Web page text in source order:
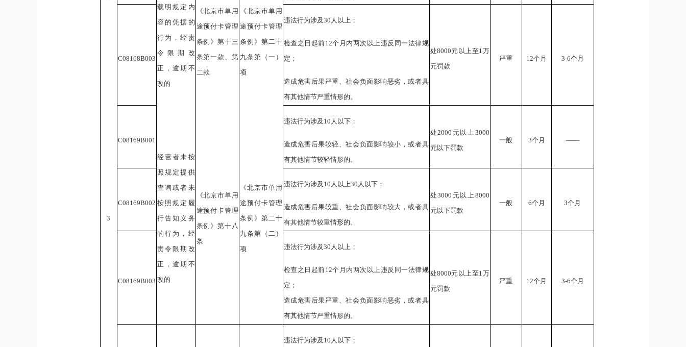
载明规定内
容的凭据的
行为，经责
令限期改
正，逾期不
改的
《北京市单用
途预付卡管理
条例》第十三
条第一款、第
二款
《北京市单用
途预付卡管理
条例》第二十
九条第（一）
项
C08168B003
违法行为涉及30人以上；
检查之日起前12个月内两次以上违反同一法律规
定；
造成危害后果严重、社会负面影响恶劣，或者具
有其他情节严重情形的。
处8000元以上至1万
元罚款
严重 12个月 3-6个月
3
C08169B001
经营者未按
照规定提供
查询或者未
按照规定履
行告知义务
的行为，经
责令限期改
正，逾期不
改的
《北京市单用
途预付卡管理
条例》第十八
条
《北京市单用
途预付卡管理
条例》第二十
九条第（二）
项
违法行为涉及10人以下；
造成危害后果较轻、社会负面影响较小，或者具
有其他情节较轻情形的。
处2000元以上3000
元以下罚款
一般 3个月 ——
C08169B002
违法行为涉及10人以上30人以下；
造成危害后果较重、社会负面影响较大，或者具
有其他情节较重情形的。
处3000元以上8000
元以下罚款
一般 6个月 3个月
C08169B003
违法行为涉及30人以上；
检查之日起前12个月内两次以上违反同一法律规
定；
造成危害后果严重、社会负面影响恶劣，或者具
有其他情节严重情形的。
处8000元以上至1万
元罚款
严重 12个月 3-6个月
违法行为涉及10人以下；